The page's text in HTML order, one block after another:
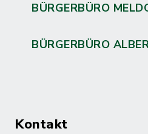
BÜRGERBÜRO
BÜRGERBÜRO
Kontakt